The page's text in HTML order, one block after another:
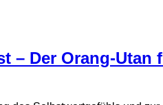
– Der Orang-